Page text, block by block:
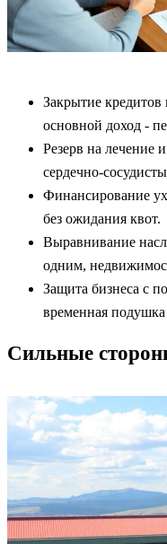
Закрытие кредитов
основной доход -
Резерв на лечение
Финансирование
без ожидания квот.
Выравнивание
одним,
Защита бизнеса с
временная
Сильные